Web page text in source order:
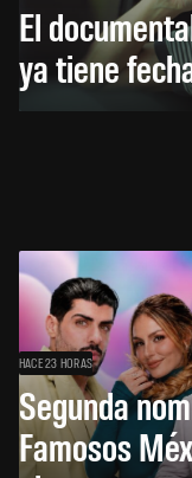
El
ya tiene
HACE 23 HORAS
Segunda
Famosos